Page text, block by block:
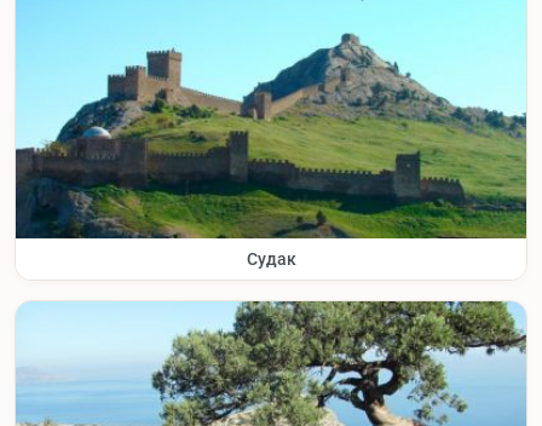
Судак